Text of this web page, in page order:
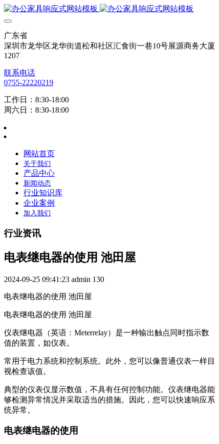
广东省
深圳市龙华区龙华街道松和社区汇食街一巷10号展源商务大厦
1207
联系电话
0755-22220219
工作日：8:30-18:00
周六日：8:30-18:00
网站首页
关于我们
产品中心
新闻动态
行业知识库
企业案例
加入我们
行业资讯
电表继电器的使用 池田屋
2024-09-25 09:41:23 admin 130
电表继电器的使用 池田屋
电表继电器的使用 池田屋
仪表继电器（英语：Meterrelay）是一种输出触点同时指示数
值的装置，如仪表。
常用于电力系统和控制系统。此外，您可以像普通仪表一样目
视检查该值。
典型的仪表仅显示数值，不具有任何控制功能。仪表继电器能
够检测异常情况并采取适当的措施。因此，您可以快速响应系
统异常。
电表继电器的使用